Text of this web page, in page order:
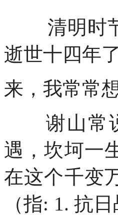
清明时
逝世十四年
来，我常常
谢山常说
遇，坎坷一
在这个千变
（指: 1. 抗日